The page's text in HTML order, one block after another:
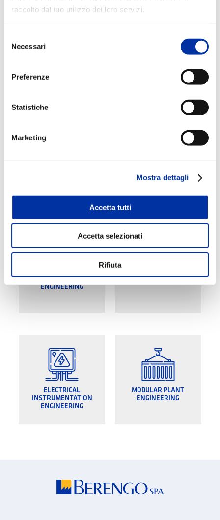
raccolto dal tuo utilizzo dei loro servizi.
delNecessari
Preferenze
Statistiche
Marketing
Mostra dettagli
Accetta tutti
Accetta selezionati
Rifiuta
MATERIAL MACHINING
SPECIAL PLANT
ENGINEERING
MARINE ENGINEERING
ELECTRICAL
INSTRUMENTATION
ENGINEERING
MODULAR PLANT
ENGINEERING